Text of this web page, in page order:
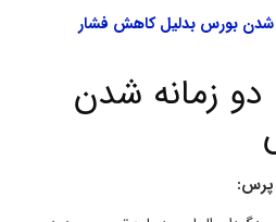
بورس بدلیل کاهش فشار
دو زمانه شدن
پرس: